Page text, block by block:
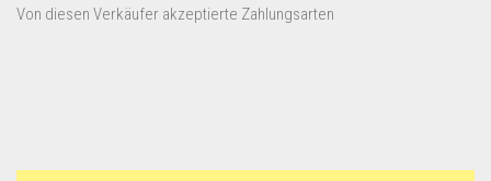
Von diesen Verkäufer akzeptierte Zahlungsarten